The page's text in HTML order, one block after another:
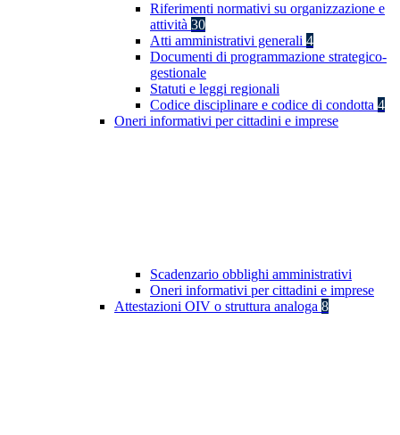
Riferimenti normativi su organizzazione e
attività 30
Atti amministrativi generali 4
Documenti di programmazione strategico-
gestionale
Statuti e leggi regionali
Codice disciplinare e codice di condotta 4
Oneri informativi per cittadini e imprese
Scadenzario obblighi amministrativi
Oneri informativi per cittadini e imprese
Attestazioni OIV o struttura analoga 8